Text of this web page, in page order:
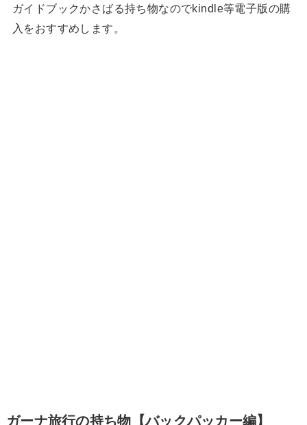
ガイドブックかさばる持ち物なのでkindle等電子版の購
入をおすすめします。
ガーナ旅行の持ち物【バックパッカー編】